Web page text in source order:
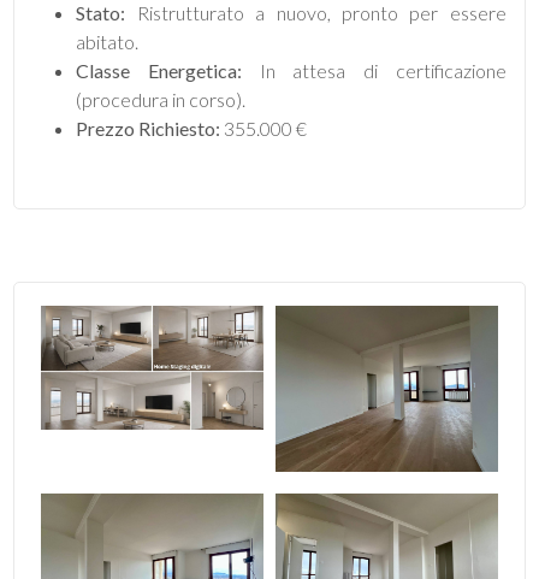
Stato: Ristrutturato a nuovo, pronto per essere
abitato.
Classe Energetica: In attesa di certificazione
(procedura in corso).
Prezzo Richiesto: 355.000 €
2
Camere
minime